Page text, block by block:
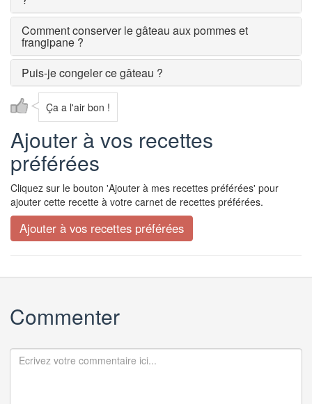
Comment conserver le gâteau aux pommes et
frangipane ?
Puis-je congeler ce gâteau ?
Ça a l'air bon !
Ajouter à vos recettes
préférées
Cliquez sur le bouton 'Ajouter à mes recettes préférées' pour
ajouter cette recette à votre carnet de recettes préférées.
Commenter